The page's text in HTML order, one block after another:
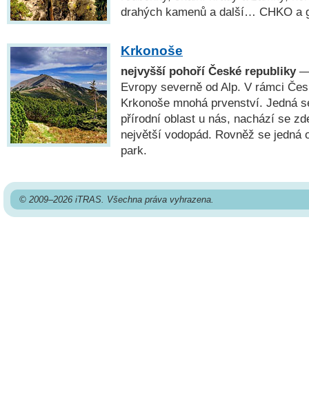
drahých kamenů a další… CHKO a
Krkonoše
nejvyšší pohoří České republiky—
Evropy severně od Alp. V rámci
Krkonoše mnohá prvenství. Jedná
přírodní oblast u nás, nachází se
největší vodopád. Rovněž se jedná
park.
© 2009–2026 iTRAS. Všechna práva vyhrazena.